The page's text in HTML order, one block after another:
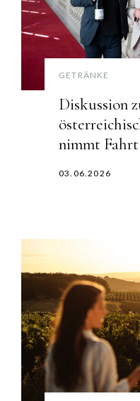
GETRÄNKE
Diskussion
nimmt
03.06.2026